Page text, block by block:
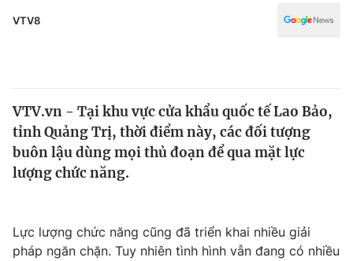
Thế giới
Tin tức
Câu chuyện quốc tế
Kinh tế
Thị trường
Dữ liệu và đời sống
VTV8
VTV.vn - Tại khu vực cửa khẩu quốc tế Lao Bảo,
tỉnh Quảng Trị, thời điểm này, các đối tượng
buôn lậu dùng mọi thủ đoạn để qua mặt lực
lượng chức năng.
Lực lượng chức năng cũng đã triển khai nhiều giải
pháp ngăn chặn. Tuy nhiên tình hình vẫn đang có nhiều